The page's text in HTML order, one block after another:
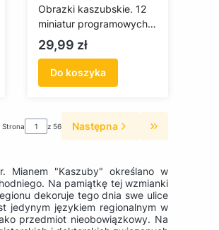
Obrazki kaszubskie. 12
miniatur programowych
na trio akordeonowe w
aranżacji Ryszarda
Borysionka + CD
Cena
29,99 zł
Do koszyka
Strona z 56 Następna Przejdź do
Mianem "Kaszuby" określano w
Na pamiątkę tej wzmianki
dekoruje tego dnia swe ulice
jedynym językiem regionalnym w
przedmiot nieobowiązkowy. Na